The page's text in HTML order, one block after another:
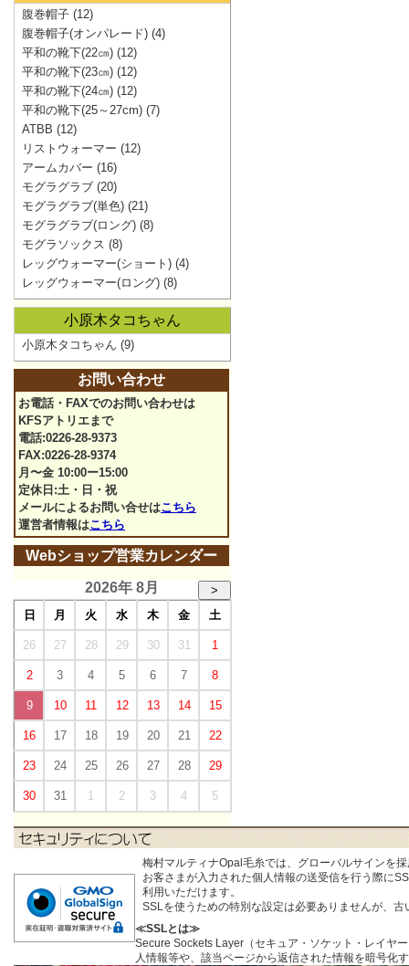
腹巻帽子 (12)
腹巻帽子(オンパレード) (4)
平和の靴下(22㎝) (12)
平和の靴下(23㎝) (12)
平和の靴下(24㎝) (12)
平和の靴下(25～27cm) (7)
ATBB (12)
リストウォーマー (12)
アームカバー (16)
モグラグラブ (20)
モグラグラブ(単色) (21)
モグラグラブ(ロング) (8)
モグラソックス (8)
レッグウォーマー(ショート) (4)
レッグウォーマー(ロング) (8)
小原木タコちゃん
小原木タコちゃん (9)
お問い合わせ
お電話・FAXでのお問い合わせは
KFSアトリエまで
電話:0226-28-9373
FAX:0226-28-9374
月〜金 10:00ー15:00
定休日:土・日・祝
メールによるお問い合せはこちら
運営者情報はこちら
Webショップ営業カレンダー
2026年 8月
>
日
月 火 水 木 金 土
26 27 28 29 30 31 1
2 3 4 5 6 7 8
9 10 11 12 13 14 15
16 17 18 19 20 21 22
23 24 25 26 27 28 29
30 31 1 2 3 4 5
梅村マルティナOpal毛糸では、グローバルサインを
お客さまが入力された個人情報の送受信を行う際に
利用いただけます。
SSLを使うための特別な設定は必要ありませんが、
≪SSLとは≫
Secure Sockets Layer（セキュア・ソケット・レイヤ
人情報等や、該当ページから返信された情報を暗号化